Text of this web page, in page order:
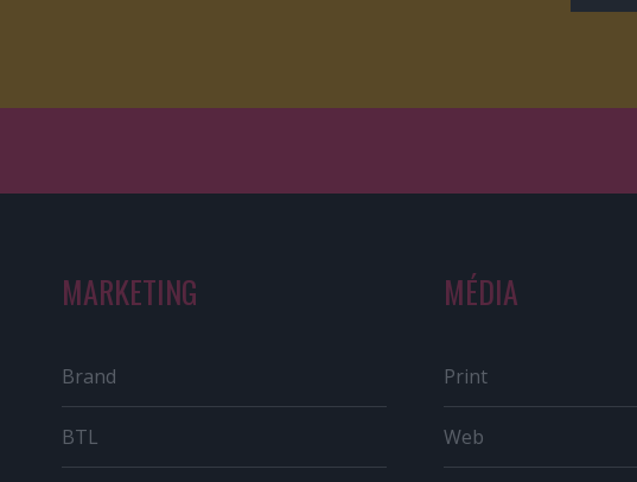
MARKETING
Brand
BTL
MÉDIA
Print
Web